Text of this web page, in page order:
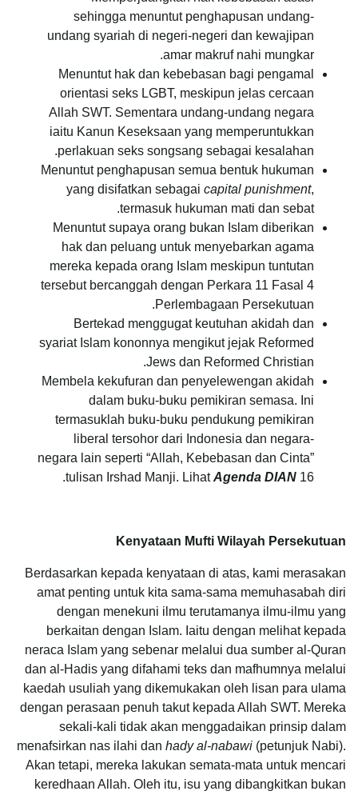
sehingga menuntut penghapusan undang-
undang syariah di negeri-negeri dan kewajipan
amar makruf nahi mungkar.
Menuntut hak dan kebebasan bagi pengamal
orientasi seks LGBT, meskipun jelas cercaan
Allah SWT. Sementara undang-undang negara
iaitu Kanun Keseksaan yang memperuntukkan
perlakuan seks songsang sebagai kesalahan.
Menuntut penghapusan semua bentuk hukuman
yang disifatkan sebagai capital punishment,
termasuk hukuman mati dan sebat.
Menuntut supaya orang bukan Islam diberikan
hak dan peluang untuk menyebarkan agama
mereka kepada orang Islam meskipun tuntutan
tersebut bercanggah dengan Perkara 11 Fasal 4
Perlembagaan Persekutuan.
Bertekad menggugat keutuhan akidah dan
syariat Islam kononnya mengikut jejak Reformed
Jews dan Reformed Christian.
Membela kekufuran dan penyelewengan akidah
dalam buku-buku pemikiran semasa. Ini
termasuklah buku-buku pendukung pemikiran
liberal tersohor dari Indonesia dan negara-
negara lain seperti “Allah, Kebebasan dan Cinta”
tulisan Irshad Manji. LihatAgenda DIAN 16.
Kenyataan Mufti Wilayah Persekutuan
Berdasarkan kepada kenyataan di atas, kami merasakan
amat penting untuk kita sama-sama memuhasabah diri
dengan menekuni ilmu terutamanya ilmu-ilmu yang
berkaitan dengan Islam. Iaitu dengan melihat kepada
neraca Islam yang sebenar melalui dua sumber al-Quran
dan al-Hadis yang difahami teks dan mafhumnya melalui
kaedah usuliah yang dikemukakan oleh lisan para ulama
dengan perasaan penuh takut kepada Allah SWT. Mereka
sekali-kali tidak akan menggadaikan prinsip dalam
menafsirkan nas ilahi dan hady al-nabawi (petunjuk Nabi).
Akan tetapi, mereka lakukan semata-mata untuk mencari
keredhaan Allah. Oleh itu, isu yang dibangkitkan bukan